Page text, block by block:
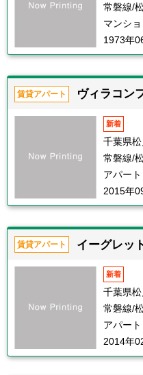
常磐線/
マンシ
1973年
賃貸アパート ヴィラコン
新着
千葉県
常磐線/
アパー
2015年
賃貸アパート イーグレ
新着
千葉県
常磐線/
アパー
2014年